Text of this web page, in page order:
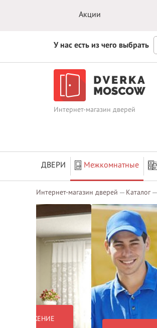
Акции
У нас есть из чего выбрать
Интернет-магазин дверей
ДВЕРИ Межкомнатные
Интернет-магазин дверей Каталог